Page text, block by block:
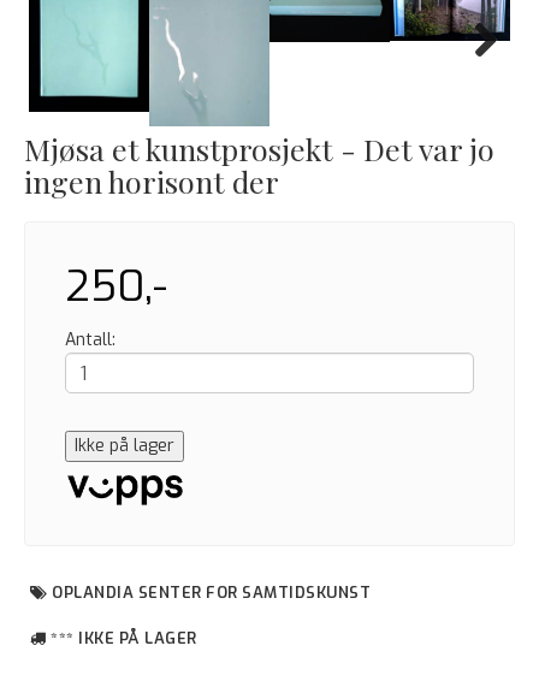
Mjøsa et kunstprosjekt - Det var jo
ingen horisont der
250,-
Antall:
Ikke på lager
OPLANDIA SENTER FOR SAMTIDSKUNST
*** IKKE PÅ LAGER